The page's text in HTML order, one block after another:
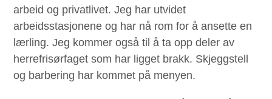
arbeid og privatlivet. Jeg har utvidet
arbeidsstasjonene og har nå rom for å ansette en
lærling. Jeg kommer også til å ta opp deler av
herrefrisørfaget som har ligget brakk. Skjeggstell
og barbering har kommet på menyen.